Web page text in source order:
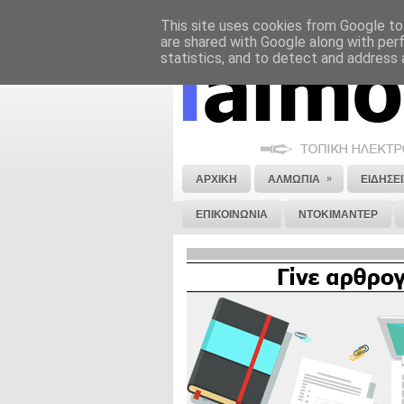
ΝΟΜΙΚΗ ΣΗΜΕΙΩΣΗ ΔΙΑΦΗΜΙΣΗ
ΑΡΧΙΚΗ ΑΛΜΩΠΙΑ »
ΕΠΙΚΟΙΝΩΝΙΑ ΝΤΟΚΙΜΑΝΤΕΡ
This site uses cookies from Google
are shared with Google along with
statistics, and to detect and address